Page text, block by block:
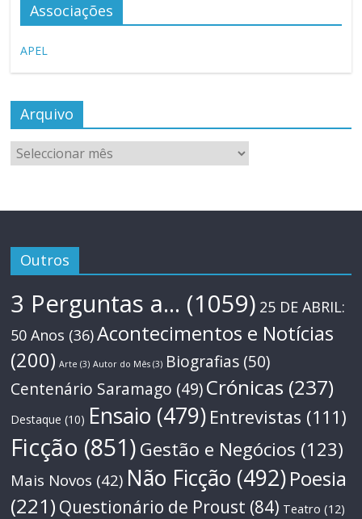
Associações
APEL
Arquivo
Arquivo
Outros
3 Perguntas a... (1059) 25 DE ABRIL:
50 Anos (36)Acontecimentos e Notícias
(200) Arte (3) Autor do Mês (3) Biografias (50)
Centenário Saramago (49)Crónicas (237)
Destaque (10) Ensaio (479) Entrevistas (111)
Ficção (851) Gestão e Negócios (123)
Mais Novos (42) Não Ficção (492)Poesia
(221) Questionário de Proust (84) Teatro (12)